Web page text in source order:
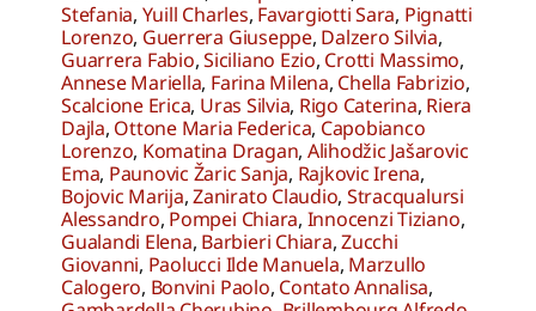
Stefania, Yuill Charles, Favargiotti Sara, Pignatti
Lorenzo, Guerrera Giuseppe, Dalzero Silvia,
Guarrera Fabio,Siciliano Ezio, Crotti Massimo,
Annese Mariella, Farina Milena, Chella Fabrizio,
Scalcione Erica, Uras Silvia, Rigo Caterina, Riera
Dajla, Ottone Maria Federica, Capobianco
Lorenzo, Komatina Dragan, Alihodžic Jašarovic
Ema, Paunovic Žaric Sanja, Rajkovic Irena,
Bojovic Marija,Zanirato Claudio, Stracqualursi
Alessandro, Pompei Chiara, Innocenzi Tiziano,
Gualandi Elena, Barbieri Chiara,Zucchi
Giovanni, Paolucci Ilde Manuela, Marzullo
Calogero, Bonvini Paolo, Contato Annalisa,